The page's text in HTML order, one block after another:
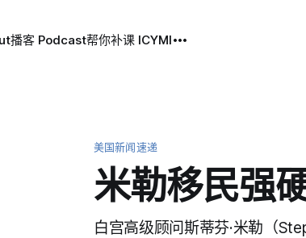
播客 Podcast帮你补课 ICYMI
美国新闻速递
米勒移民强
白宫高级顾问斯蒂芬·米勒（